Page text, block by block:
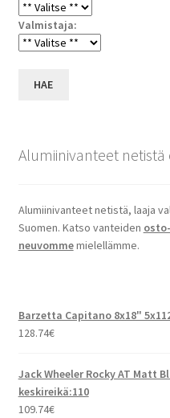
Valmistaja:
HAE
Alumiinivanteet netistä
Alumiinivanteet netistä, laaja
Suomen. Katso vanteiden
neuvommemielellämme.
Barzetta Capitano 8x18"
128.74€
Jack Wheeler Rocky AT Matt
keskireikä:110
109.74€